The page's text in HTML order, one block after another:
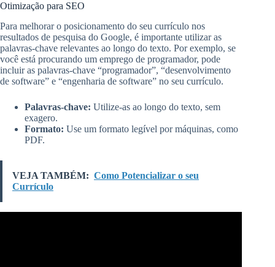
Otimização para SEO
Para melhorar o posicionamento do seu currículo nos
resultados de pesquisa do Google, é importante utilizar as
palavras-chave relevantes ao longo do texto. Por exemplo, se
você está procurando um emprego de programador, pode
incluir as palavras-chave “programador”, “desenvolvimento
de software” e “engenharia de software” no seu currículo.
Palavras-chave: Utilize-as ao longo do texto, sem
exagero.
Formato: Use um formato legível por máquinas, como
PDF.
VEJA TAMBÉM: Como Potencializar o seu
Currículo